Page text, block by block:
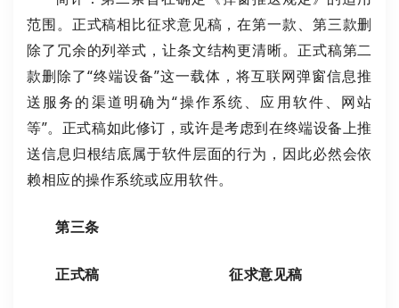
范围。正式稿相比征求意见稿，在第一款、第三款删
除了冗余的列举式，让条文结构更清晰。正式稿第二
款删除了“终端设备”这一载体，将互联网弹窗信息推
送服务的渠道明确为“操作系统、应用软件、网站
等”。正式稿如此修订，或许是考虑到在终端设备上推
送信息归根结底属于软件层面的行为，因此必然会依
赖相应的操作系统或应用软件。
第三条
正式稿 征求意见稿